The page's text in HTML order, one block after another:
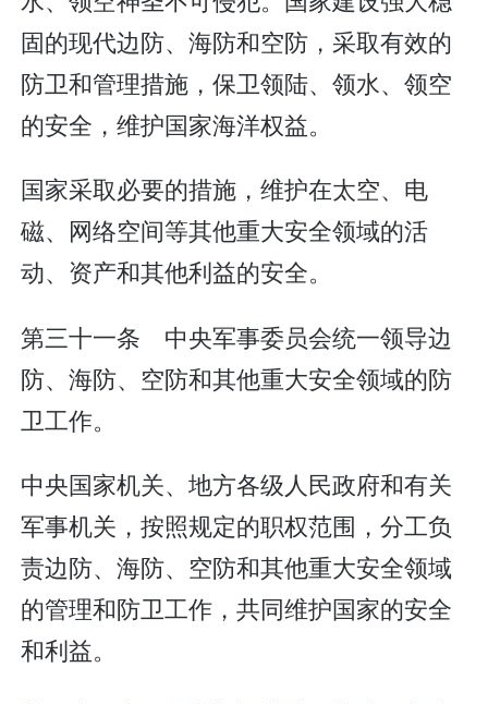
固的现代边防、海防和空防，采取有效的
防卫和管理措施，保卫领陆、领水、领空
的安全，维护国家海洋权益。
国家采取必要的措施，维护在太空、电
磁、网络空间等其他重大安全领域的活
动、资产和其他利益的安全。
第三十一条 中央军事委员会统一领导边
防、海防、空防和其他重大安全领域的防
卫工作。
中央国家机关、地方各级人民政府和有关
军事机关，按照规定的职权范围，分工负
责边防、海防、空防和其他重大安全领域
的管理和防卫工作，共同维护国家的安全
和利益。